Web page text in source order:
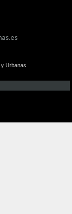
y Urbanas